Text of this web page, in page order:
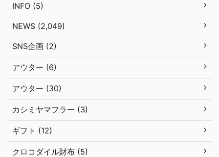
INFO (5)
NEWS (2,049)
SNS企画 (2)
アウター (6)
アウター (30)
カシミヤマフラー (3)
ギフト (12)
クロコダイル財布 (5)